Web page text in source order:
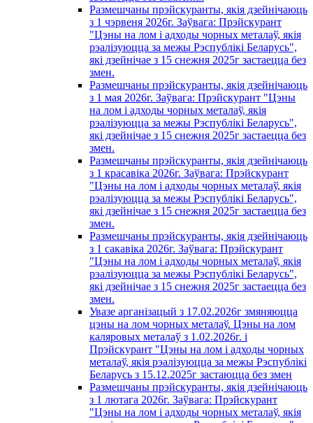
Размешчаны прэйскуранты, якія дзейнічаюць
з 1 чэрвеня 2026г. Заўвага: Прэйскурант
"Цэны на лом і адходы чорных металаў, якія
рэалізуюцца за межы Рэспублікі Беларусь",
які дзейнічае з 15 снежня 2025г застаецца без
змен.
Размешчаны прэйскуранты, якія дзейнічаюць
з 1 мая 2026г. Заўвага: Прэйскурант "Цэны
на лом і адходы чорных металаў, якія
рэалізуюцца за межы Рэспублікі Беларусь",
які дзейнічае з 15 снежня 2025г застаецца без
змен.
Размешчаны прэйскуранты, якія дзейнічаюць
з 1 красавiка 2026г. Заўвага: Прэйскурант
"Цэны на лом і адходы чорных металаў, якія
рэалізуюцца за межы Рэспублікі Беларусь",
які дзейнічае з 15 снежня 2025г застаецца без
змен.
Размешчаны прэйскуранты, якія дзейнічаюць
з 1 сакавiка 2026г. Заўвага: Прэйскурант
"Цэны на лом і адходы чорных металаў, якія
рэалізуюцца за межы Рэспублікі Беларусь",
які дзейнічае з 15 снежня 2025г застаецца без
змен.
Увазе арганізацый з 17.02.2026г змяняюцца
цэны на лом чорных металаў. Цэны на лом
каляровых металаў з 1.02.2026г. i
Прэйскурант "Цэны на лом і адходы чорных
металаў, якія рэалізуюцца за межы Рэспублікі
Беларусь з 15.12.2025г застаюцца без змен
Размешчаны прэйскуранты, якія дзейнічаюць
з 1 лютага 2026г. Заўвага: Прэйскурант
"Цэны на лом і адходы чорных металаў, якія